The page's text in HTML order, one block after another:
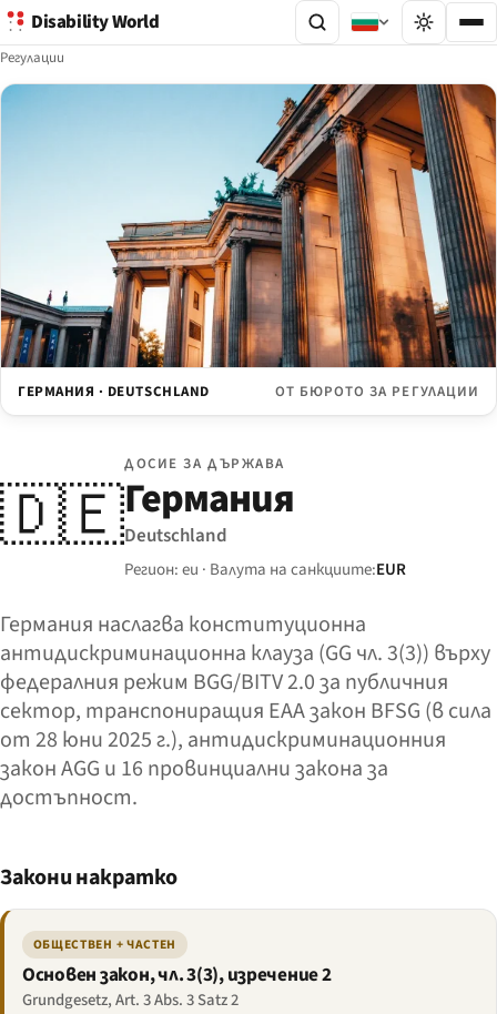
Disability World
Регулации
ГЕРМАНИЯ · DEUTSCHLAND ОТ БЮРОТО ЗА РЕГУЛАЦИИ
🇩🇪
ДОСИЕ ЗА ДЪРЖАВА
Германия
Deutschland
Регион: eu · Валута на санкциите:EUR
Германия наслагва конституционна
антидискриминационна клауза (GG чл. 3(3)) върху
федералния режим BGG/BITV 2.0 за публичния
сектор, транспониращия EAA закон BFSG (в сила
от 28 юни 2025 г.), антидискриминационния
закон AGG и 16 провинциални закона за
достъпност.
Закони накратко
ОБЩЕСТВЕН + ЧАСТЕН
Основен закон, чл. 3(3), изречение 2
Grundgesetz, Art. 3 Abs. 3 Satz 2